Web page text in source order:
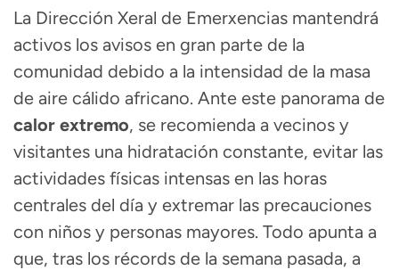
La Dirección Xeral de Emerxencias mantendrá
activos los avisos en gran parte de la
comunidad debido a la intensidad de la masa
de aire cálido africano. Ante este panorama de
calor extremo, se recomienda a vecinos y
visitantes una hidratación constante, evitar las
actividades físicas intensas en las horas
centrales del día y extremar las precauciones
con niños y personas mayores. Todo apunta a
que, tras los récords de la semana pasada, a